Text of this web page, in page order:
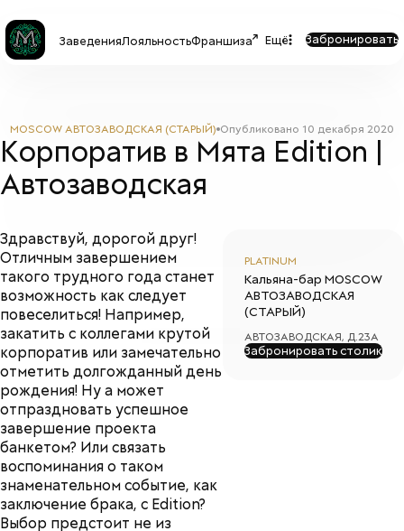
ЗаведенияЛояльностьФраншиза Ещё Забронировать
MOSCOW АВТОЗАВОДСКАЯ (СТАРЫЙ) Опубликовано 10 декабря 2020
Корпоратив в Мята Edition |
Автозаводская
Здравствуй, дорогой друг!
Отличным завершением
такого трудного года станет
возможность как следует
повеселиться! Например,
закатить с коллегами крутой
корпоратив или замечательно
отметить долгожданный день
рождения! Ну а может
отпраздновать успешное
завершение проекта
банкетом? Или связать
воспоминания о таком
знаменательном событие, как
заключение брака, с Edition?
Выбор предстоит не из
PLATINUM
Кальяна-бар MOSCOW
АВТОЗАВОДСКАЯ
(СТАРЫЙ)
АВТОЗАВОДСКАЯ, Д.23А
Забронировать столик